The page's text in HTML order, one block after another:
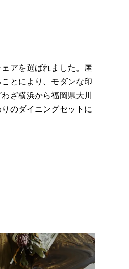
アを選ばれました。屋
とにより、モダンな印
ざ横浜から福岡県大川
のダイニングセットに